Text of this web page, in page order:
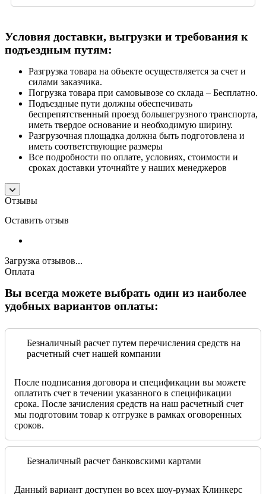
Условия доставки, выгрузки и требования к
подъездным путям:
Разгрузка товара на объекте осуществляется за счет и
силами заказчика.
Погрузка товара при самовывозе со склада – Бесплатно.
Подъездные пути должны обеспечивать
беспрепятственный проезд большегрузного транспорта,
иметь твердое основание и необходимую ширину.
Разгрузочная площадка должна быть подготовлена и
иметь соответствующие размеры
Все подробности по оплате, условиях, стоимости и
сроках доставки уточняйте у наших менеджеров
Отзывы
Оставить отзыв
Загрузка отзывов...
Оплата
Вы всегда можете выбрать один из наиболее
удобных вариантов оплаты:
Безналичный расчет путем перечисления средств на
расчетный счет нашей компании
После подписания договора и спецификации вы можете
оплатить счет в течении указанного в спецификации
срока. После зачисления средств на наш расчетный счет
мы подготовим товар к отгрузке в рамках оговоренных
сроков.
Безналичный расчет банковскими картами
Данный вариант доступен во всех шоу-румах Клинкерс